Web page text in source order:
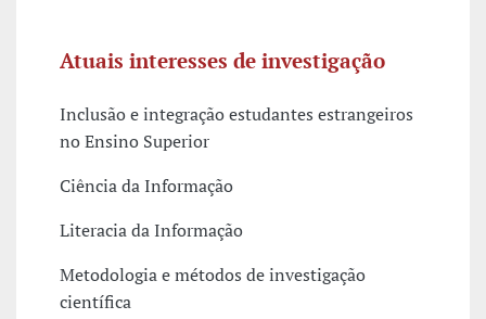
Atuais interesses de investigação
Inclusão e integração estudantes estrangeiros
no Ensino Superior
Ciência da Informação
Literacia da Informação
Metodologia e métodos de investigação
científica